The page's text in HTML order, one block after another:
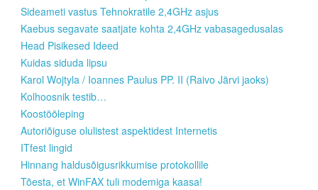
Sideameti vastus Tehnokratile 2,4GHz asjus
Kaebus segavate saatjate kohta 2,4GHz vabasagedusalas
Head Pisikesed Ideed
Kuidas siduda lipsu
Karol Wojtyla / Ioannes Paulus PP. II (Raivo Järvi jaoks)
Kolhoosnik testib…
Koostööleping
Autoriõiguse olulistest aspektidest Internetis
ITfest lingid
Hinnang haldusõigusrikkumise protokollile
Tõesta, et WinFAX tuli modemiga kaasa!